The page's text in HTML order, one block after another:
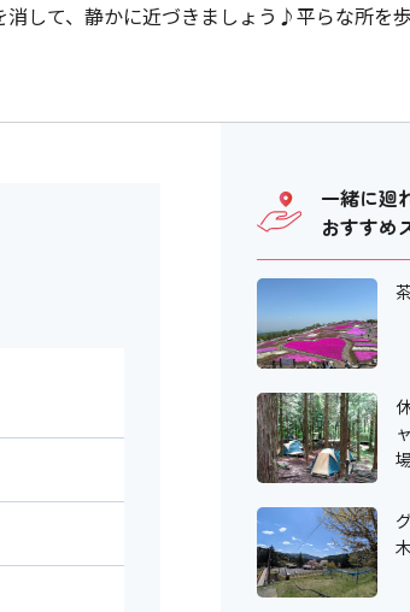
して、静かに近づきましょう♪平らな所を歩
一緒に廻
おすすめ
場
木